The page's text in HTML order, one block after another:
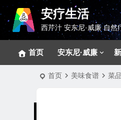
安疗生活
西芹汁 安东尼·威廉 自
首页 安东尼·威廉
首页 美味食谱 菜品